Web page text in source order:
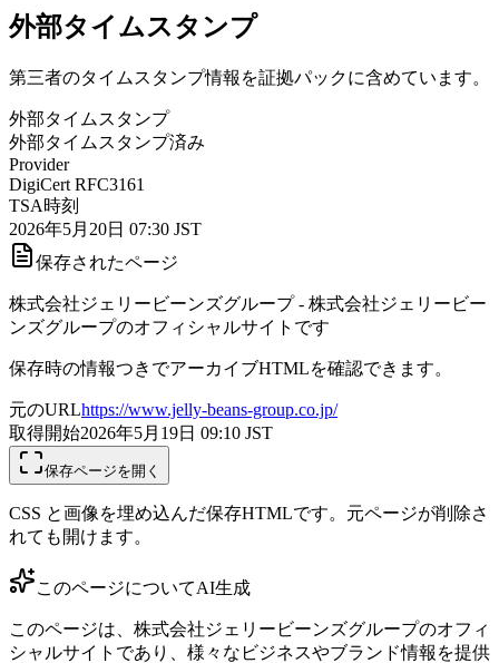
外部タイムスタンプ
第三者のタイムスタンプ情報を証拠パックに含めています。
外部タイムスタンプ
外部タイムスタンプ済み
Provider
DigiCert RFC3161
TSA時刻
2026年5月20日 07:30 JST
保存されたページ
株式会社ジェリービーンズグループ - 株式会社ジェリービー
ンズグループのオフィシャルサイトです
保存時の情報つきでアーカイブHTMLを確認できます。
元のURLhttps://www.jelly-beans-group.co.jp/
取得開始2026年5月19日 09:10 JST
保存ページを開く
CSS と画像を埋め込んだ保存HTMLです。元ページが削除さ
れても開けます。
このページについてAI生成
このページは、株式会社ジェリービーンズグループのオフィ
シャルサイトであり、様々なビジネスやブランド情報を提供